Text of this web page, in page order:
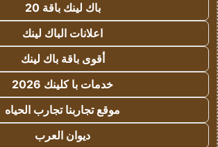
باك لينك باقة 20
اعلانات الباك لينك
أقوى باقة باك لينك
خدمات با كلينك 2026
موقع تجاربنا تجارب الحياه
ديوان العرب